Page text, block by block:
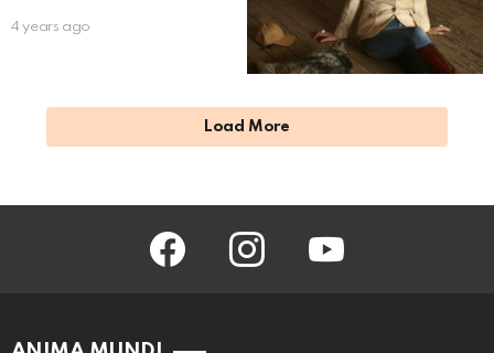
4 years ago
Load More
facebook instagram